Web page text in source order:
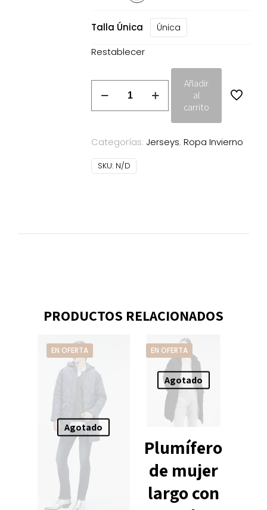
Talla Única Única
Restablecer
Jhoanna
et
moi
gris
Añadir
al
carrito
Categorías: Jerseys, Ropa Invierno
SKU: N/D
PRODUCTOS RELACIONADOS
EN OFERTA
Agotado
EN OFERTA
Agotado
Plumífero
de mujer
largo con